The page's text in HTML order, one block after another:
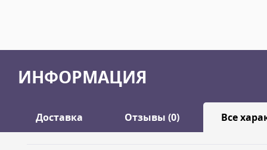
ИНФОРМАЦИЯ
Доставка Отзывы (0) Все